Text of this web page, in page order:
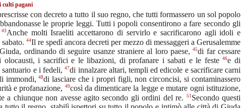
culti pagani
con decreto a tutto il suo regno, che tutti formassero un sol popolo
le proprie leggi. Tutti i popoli consentirono a fare secondo gli
43Anche molti Israeliti accettarono di servirlo e sacrificarono agli idoli e
44Il re spedì ancora decreti per mezzo di messaggeri a Gerusalemme
ordinando di seguire usanze straniere al loro paese,45di far cessare
olocausti, i sacrifici e le libazioni, di profanare i sabati e le feste46e di
santuario e i fedeli,47di innalzare altari, templi ed edicole e sacrificare carni
immondi,48di lasciare che i propri figli, non circoncisi, si contaminassero
e profanazione, 49così da dimenticare la legge e mutare ogni istituzione,
a chiunque non avesse agito secondo gli ordini del re. 51 Secondo questi